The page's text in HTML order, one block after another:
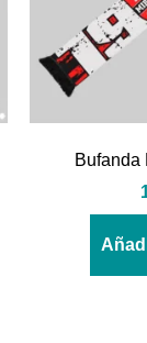
Bufanda